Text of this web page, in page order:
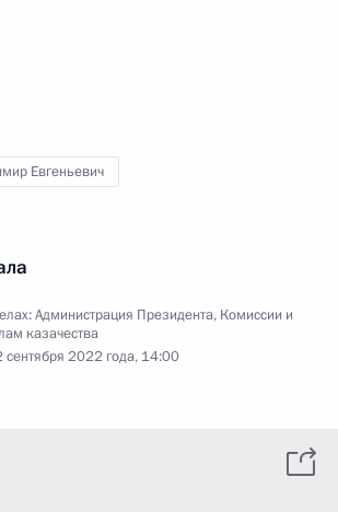
Евгеньевич
Администрация Президента, Комиссии и
казачества
сентября 2022 года, 14:00